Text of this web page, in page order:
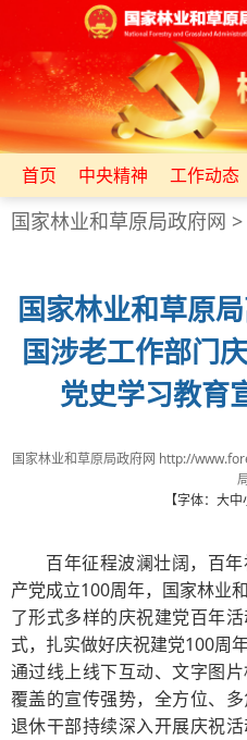
首页 中央精神 工作动态
国家林业和草原局政府网 >
国家林业和草原
国涉老工作部门
党史学习教育
国家林业和草原局政府网 http://
【字体： 大中
百年征程波澜壮阔，百
产党成立100周年，国家林业
了形式多样的庆祝建党百年
式，扎实做好庆祝建党100周
通过线上线下互动、文字图
覆盖的宣传强势，全方位、
退休干部持续深入开展庆祝